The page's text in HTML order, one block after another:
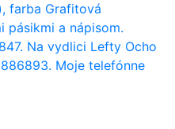
farba Grafitová
pásikmi a nápisom.
Na vydlici Lefty Ocho
Moje telefónne